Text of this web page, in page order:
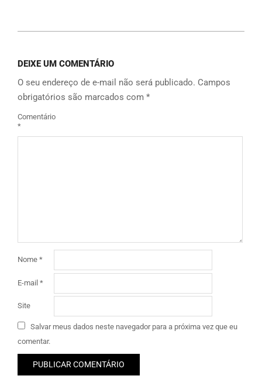
DEIXE UM COMENTÁRIO
O seu endereço de e-mail não será publicado. Campos
obrigatórios são marcados com *
Comentário
*
Nome *
E-mail *
Site
Salvar meus dados neste navegador para a próxima vez que eu
comentar.